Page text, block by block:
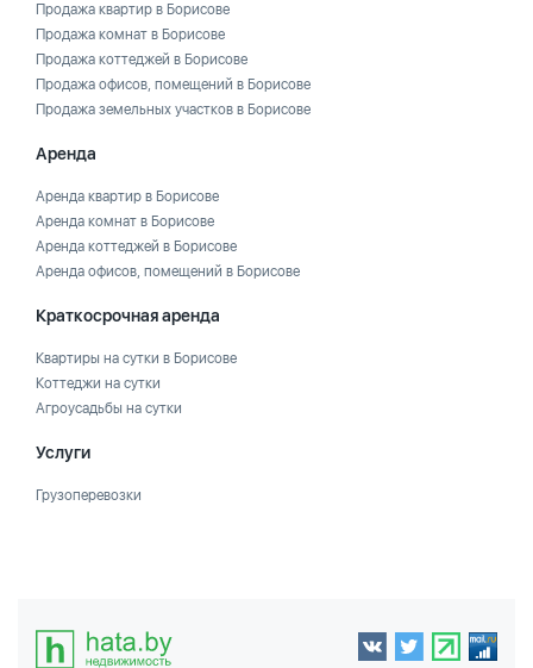
Продажа квартир в Борисове
Продажа комнат в Борисове
Продажа коттеджей в Борисове
Продажа офисов, помещений в Борисове
Продажа земельных участков в Борисове
Аренда
Аренда квартир в Борисове
Аренда комнат в Борисове
Аренда коттеджей в Борисове
Аренда офисов, помещений в Борисове
Краткосрочная аренда
Квартиры на сутки в Борисове
Коттеджи на сутки
Агроусадьбы на сутки
Услуги
Грузоперевозки